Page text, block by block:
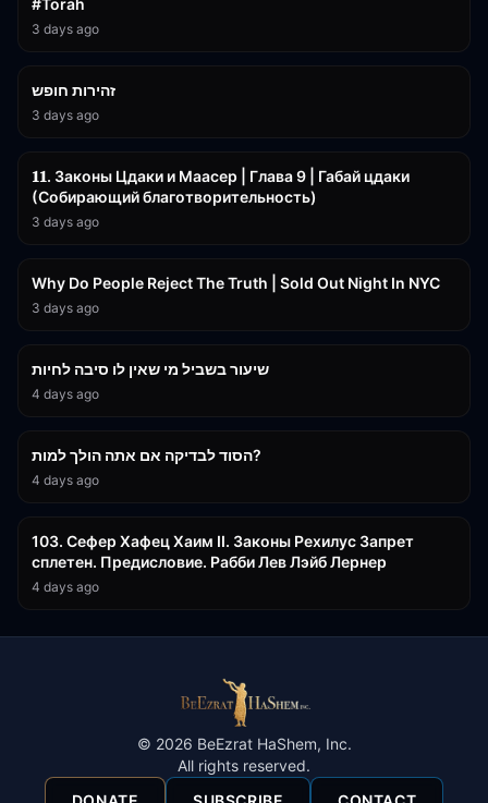
#Torah
3 days ago
זהירות חופש
3 days ago
𝟏𝟏. Законы Цдаки и Маасер | Глава 9 | Габай цдаки
(Собирающий благотворительность)
3 days ago
Why Do People Reject The Truth | Sold Out Night In NYC
3 days ago
שיעור בשביל מי שאין לו סיבה לחיות
4 days ago
הסוד לבדיקה אם אתה הולך למות?
4 days ago
103. Сефер Хафец Хаим II. Законы Рехилус Запрет
сплетен. Предисловие. Рабби Лев Лэйб Лернер
4 days ago
© 2026 BeEzrat HaShem, Inc.
All rights reserved.